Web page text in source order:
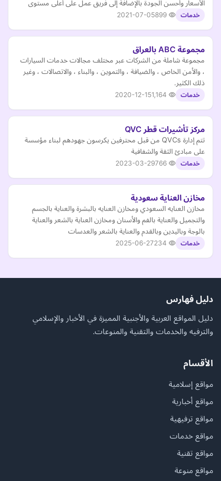
الأسعار وأحسن الجودة بالإضافة إلى فريق عمل على أعلى مستوى
خدمات 2021-07-05
مجموعة ABC بالعراق
مجموعة شاملة من الشركات عبر مختلف مجالات خدمات السيارات
، والأمن الخاص ، والضيافة ، والتموين ، والبناء ، والاتصالات ، وغير
ذلك الكثير.
خدمات 2020-12-15
مركز تأشيرات قطر QVC
تتم إدارة QVCs من قبل محترفين يكرسون جهودهم لبناء مؤسسة
على مبادئ الثقة والشفافية
خدمات 2023-03-29
مخازن العناية سعودية
مخازن العنايه السعودي ومخازن العنايه بالبشرة والعناية بالجسم
والتجميل والعناية بالفم والأسنان ومخازن العناية بالشعر والعناية
بالوجة وباليدين وبالقدم والعناية بالشعر والعدسات
خدمات 2025-06-27
دليل فهارس
دليل المواقع العربية والأجنبية المميزة في الأخبار والإسلامي
والترفيه والخدمات والتقنية والمنوعات.
الأقسام
مواقع إسلامية
مواقع أخبارية
مواقع ترفيهية
مواقع خدمات
مواقع تقنية
مواقع منوعة